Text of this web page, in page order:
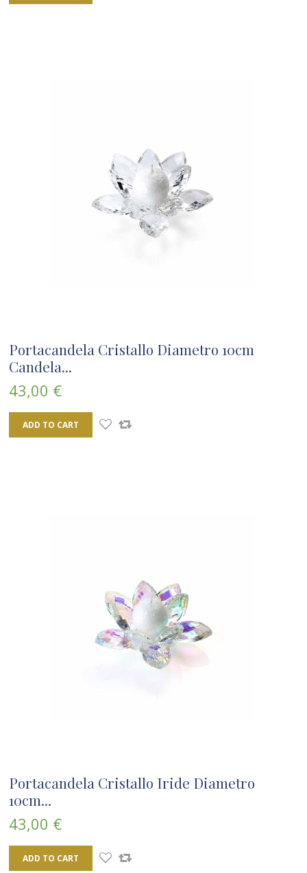
Portacandela Cristallo Diametro 10cm
Candela...
43,00 €
ADD TO CART
Portacandela Cristallo Iride Diametro
10cm...
43,00 €
ADD TO CART